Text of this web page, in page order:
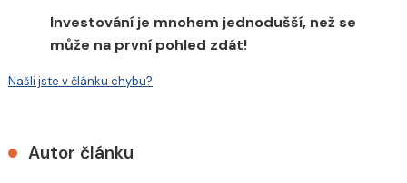
Investování je mnohem jednodušší, než se
může na první pohled zdát!
Našli jste v článku chybu?
Autor článku